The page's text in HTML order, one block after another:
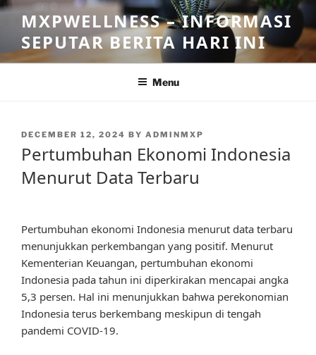
Skip
content
MXPWELLNESS – INFORMASI
SEPUTAR BERITA HARI INI
Menu
POSTED
DECEMBER 12, 2024 BY ADMINMXP
Pertumbuhan Ekonomi Indonesia
Menurut Data Terbaru
Pertumbuhan ekonomi Indonesia menurut data terbaru
menunjukkan perkembangan yang positif. Menurut
Kementerian Keuangan, pertumbuhan ekonomi
Indonesia pada tahun ini diperkirakan mencapai angka
5,3 persen. Hal ini menunjukkan bahwa perekonomian
Indonesia terus berkembang meskipun di tengah
pandemi COVID-19.